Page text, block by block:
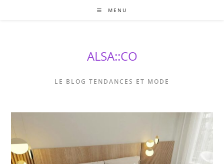
MENU
ALSA::CO
LE BLOG TENDANCES ET MODE